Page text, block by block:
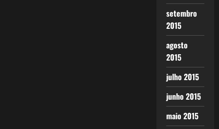
setembro
2015
agosto
2015
julho 2015
junho 2015
maio 2015